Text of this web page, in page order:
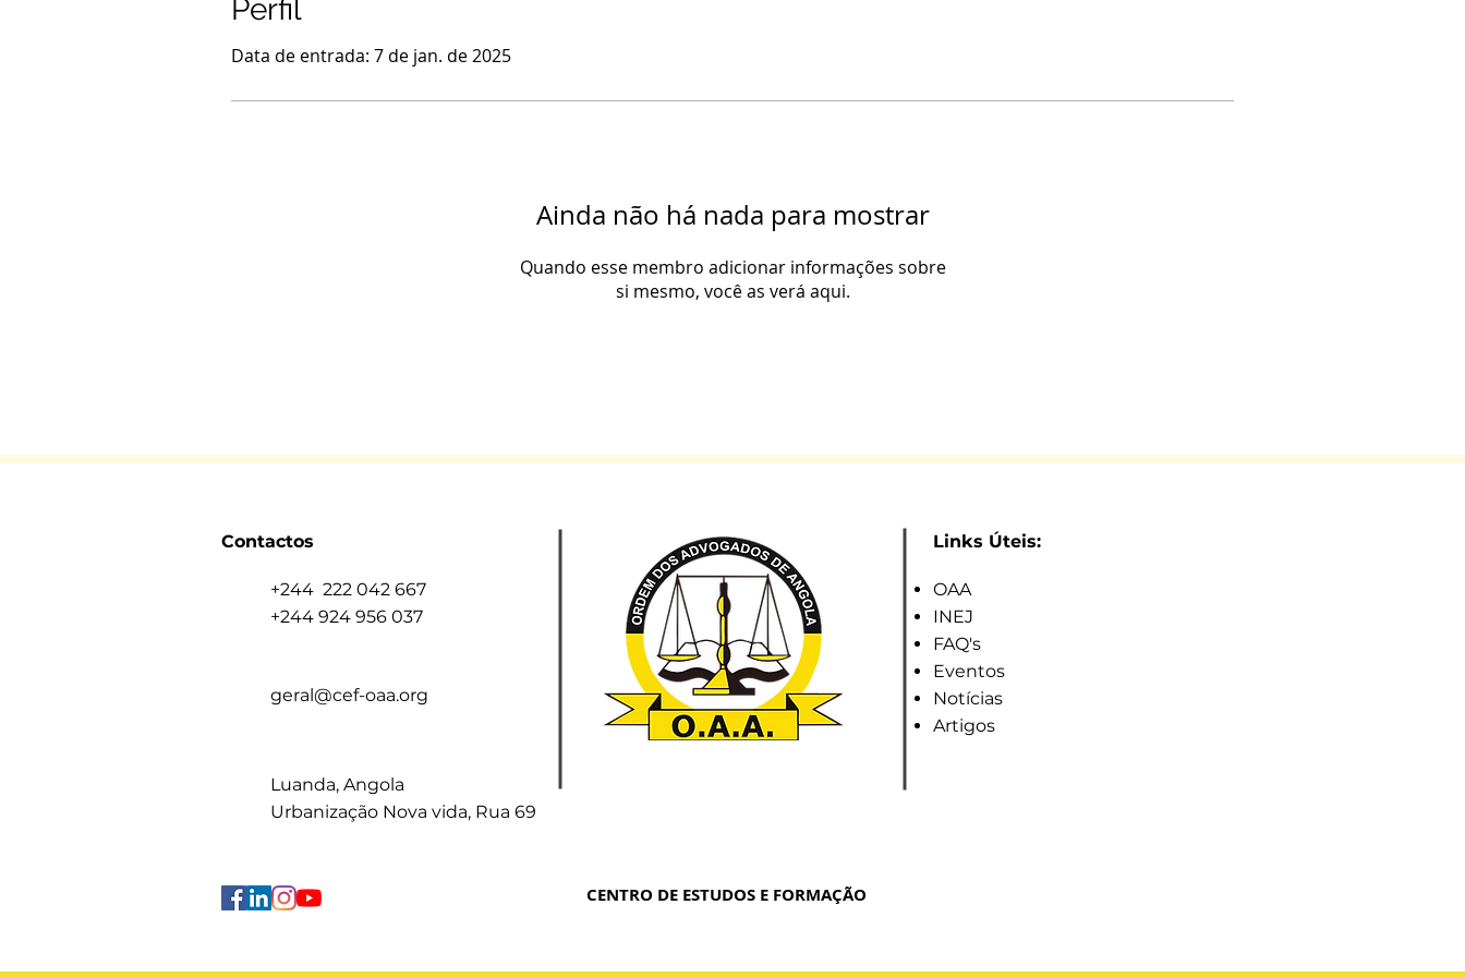
Perfil
Data de entrada: 7 de jan. de 2025
Ainda não há nada para mostrar
Quando esse membro adicionar informações sobre
si mesmo, você as verá aqui.
+244 222 042 667
+244 924 956 037
geral@cef-oaa.org
Luanda, Angola
Urbanização Nova vida, Rua 69
Links Úteis:
OAA
INEJ
FAQ's
Eventos
Notícias
Artigos
Contactos
CENTRO DE ESTUDOS E FORMAÇÃO